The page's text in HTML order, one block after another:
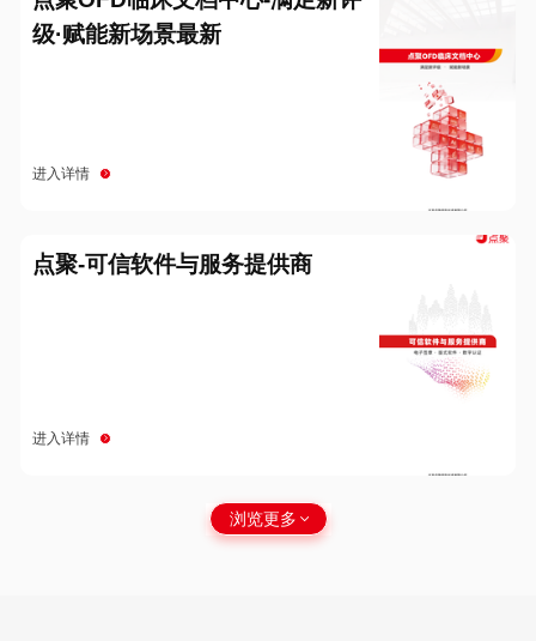
级·赋能新场景最新
进入详情
点聚-可信软件与服务提供商
进入详情
浏览更多